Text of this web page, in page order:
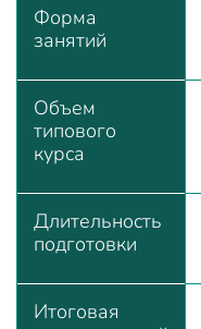
Форма
занятий
Объем
типового
курса
Длительность
подготовки
Итоговая